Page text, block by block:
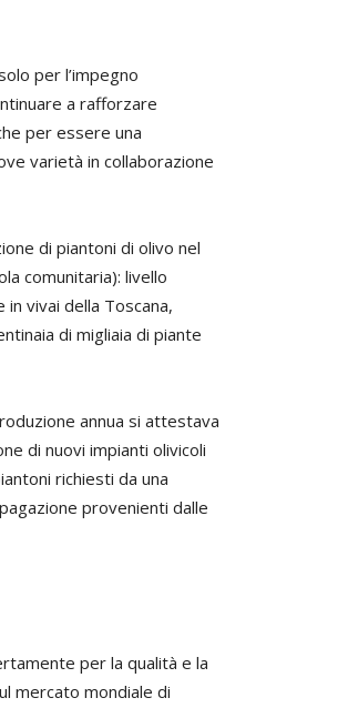
per l’impegno
a rafforzare
per essere una
varietà in collaborazione
di piantoni di olivo nel
comunitaria): livello
vivai della Toscana,
di migliaia di piante
annua si attestava
di nuovi impianti olivicoli
richiesti da una
provenienti dalle
per la qualità e la
mercato mondiale di